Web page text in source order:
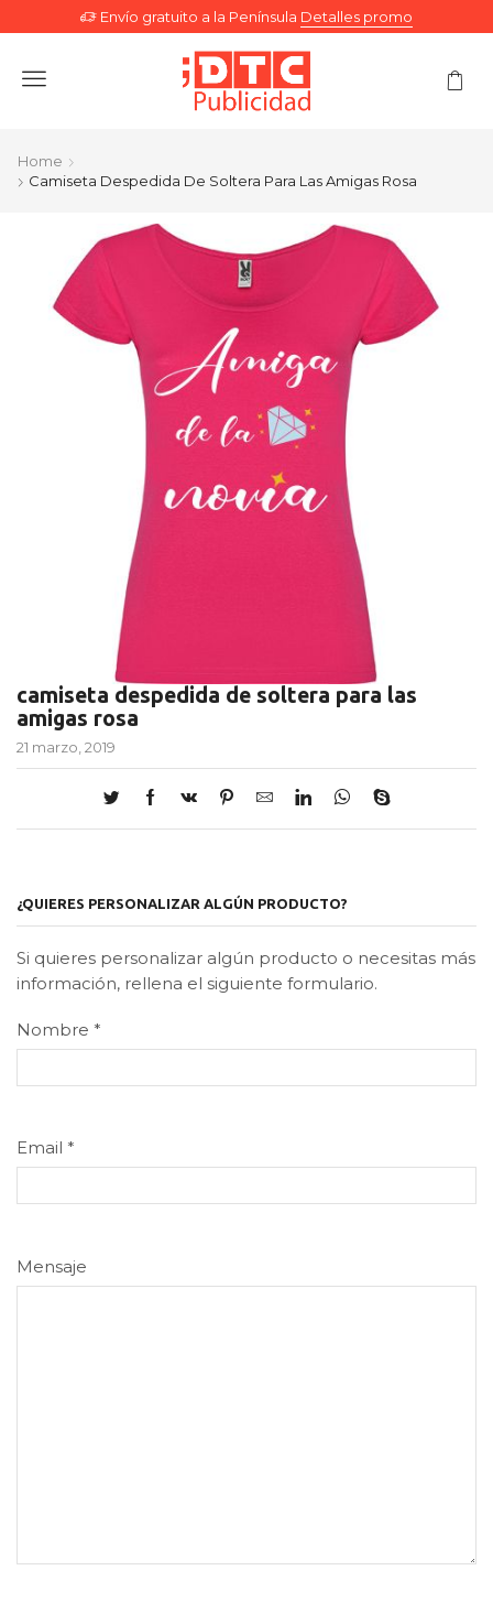
Envío gratuito a la Península Detalles promo
Menu
Home
Camiseta Despedida De Soltera Para Las Amigas Rosa
camiseta despedida de soltera para las
amigas rosa
21 marzo, 2019
¿QUIERES PERSONALIZAR ALGÚN PRODUCTO?
Si quieres personalizar algún producto o necesitas más
información, rellena el siguiente formulario.
Nombre *
Email *
Mensaje